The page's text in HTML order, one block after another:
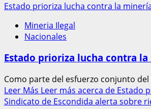
Estado prioriza lucha contra la
Mineria Ilegal
Nacionales
Estado prioriza lucha contra
Como parte del esfuerzo conjunto
Leer Más Leer más acerca de Estado
Sindicato de Escondida alerta sobre